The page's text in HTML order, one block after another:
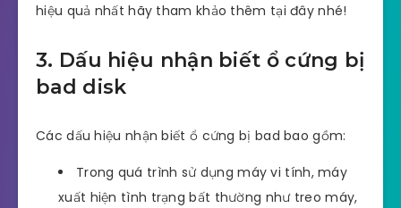
hiệu quả nhất hãy tham khảo thêm tại đây nhé!
3. Dấu hiệu nhận biết ổ cứng bị
bad disk
Các dấu hiệu nhận biết ổ cứng bị bad bao gồm:
Trong quá trình sử dụng máy vi tính, máy
xuất hiện tình trạng bất thường như treo máy,